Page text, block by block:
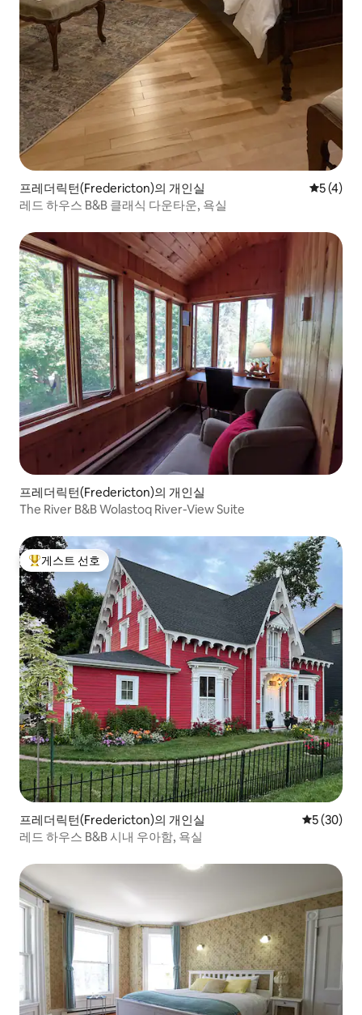
프레더릭턴(Fredericton)의 개인실 평점 5점
5 (4)
레드 하우스 B&B 클래식 다운타운, 욕실
프레더릭턴(Fredericton)의 개인실
The River B&B Wolastoq River-View Suite
상위 게스트 선호
게스트 선호
프레더릭턴(Fredericton)의 개인실 평점 5점(5
5 (30)
레드 하우스 B&B 시내 우아함, 욕실